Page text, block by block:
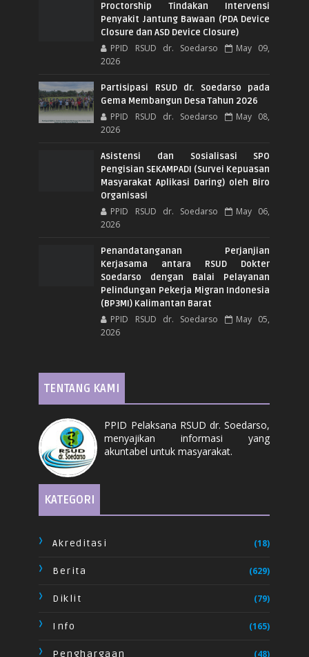
Proctorship Tindakan Intervensi
Penyakit Jantung Bawaan (PDA Device
Closure dan ASD Device Closure)
PPID RSUD dr. Soedarso
May 09,
2026
Partisipasi RSUD dr. Soedarso pada
Gema Membangun Desa Tahun 2026
PPID RSUD dr. Soedarso
May 08,
2026
Asistensi dan Sosialisasi SPO
Pengisian SEKAMPADI (Survei Kepuasan
Masyarakat Aplikasi Daring) oleh Biro
Organisasi
PPID RSUD dr. Soedarso
May 06,
2026
Penandatanganan Perjanjian
Kerjasama antara RSUD Dokter
Soedarso dengan Balai Pelayanan
Pelindungan Pekerja Migran Indonesia
(BP3MI) Kalimantan Barat
PPID RSUD dr. Soedarso
May 05,
2026
TENTANG KAMI
PPID Pelaksana RSUD dr. Soedarso,
menyajikan informasi yang
akuntabel untuk masyarakat.
KATEGORI
Akreditasi (18)
Berita (629)
Diklit (79)
Info (165)
Penghargaan (48)